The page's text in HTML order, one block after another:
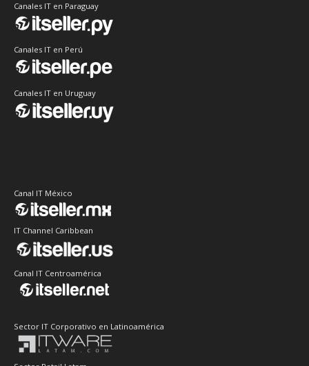
Canales IT en Paraguay
Canales IT en Perú
Canales IT en Uruguay
Canal IT México
IT Channel Caribbean
Canal IT Centroamérica
Sector IT Corporativo en Latinoamérica